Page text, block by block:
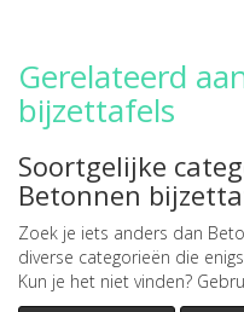
Gerelateerd
bijzettafels
Soortgelijke
Betonnen
Zoek je iets anders dan
diverse categorieën die
Kun je het niet vinden?